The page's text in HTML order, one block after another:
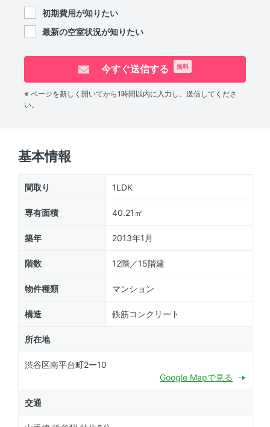
初期費用が知りたい
最新の空室状況が知りたい
今すぐ送信する 無料
※ ページを新しく開いてから1時間以内に入力し、送信してくださ
い。
基本情報
間取り 1LDK
専有面積 40.21㎡
築年 2013年1月
階数 12階／15階建
物件種類 マンション
構造 鉄筋コンクリート
所在地
渋谷区南平台町2ー10
Google Mapで見る
交通